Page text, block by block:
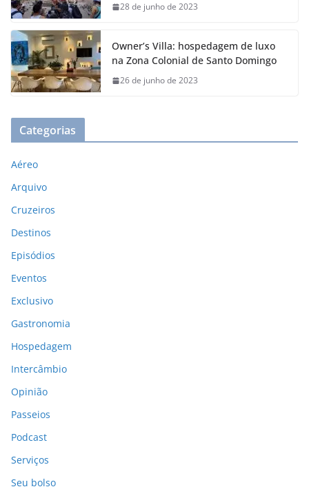
28 de junho de 2023
Owner’s Villa: hospedagem de luxo
na Zona Colonial de Santo Domingo
26 de junho de 2023
Categorias
Aéreo
Arquivo
Cruzeiros
Destinos
Episódios
Eventos
Exclusivo
Gastronomia
Hospedagem
Intercâmbio
Opinião
Passeios
Podcast
Serviços
Seu bolso